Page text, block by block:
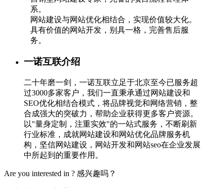
系。
网站建设与网站优化相结合，实现价值较大化。
具有价值的网站开发，别具一格，完善售后服
务。
一诺互联介绍
二十年磨一剑，一诺互联立足于北京至今已服务超
过3000多家客户，我们一直秉承通过网站建设和
SEO优化相结合模式，将品牌视觉和网络营销，整
合成强大的突破力，帮助企业获得更多客户资源。
以"量身定制，注重实效"的一站式服务，不断刷新
行业标准，成就网站建设和网站优化品牌服务机
构，坚信网站建设，网站开发和网站seo在企业发展
中所起到的重要作用。
Are you interested in ? 感兴趣吗？